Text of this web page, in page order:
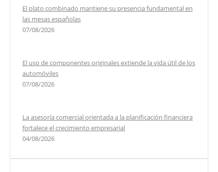
El plato combinado mantiene su presencia fundamental en
las mesas españolas
07/08/2026
El uso de componentes originales extiende la vida útil de los
automóviles
07/08/2026
La asesoría comercial orientada a la planificación financiera
fortalece el crecimiento empresarial
04/08/2026